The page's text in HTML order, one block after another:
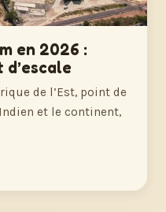
en 2026 :
de l’Est, point de
et le continent,